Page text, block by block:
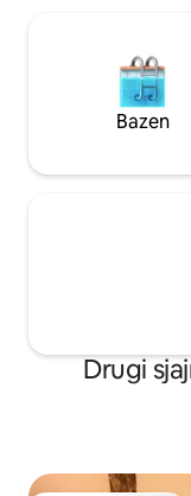
Bazen
Drugi